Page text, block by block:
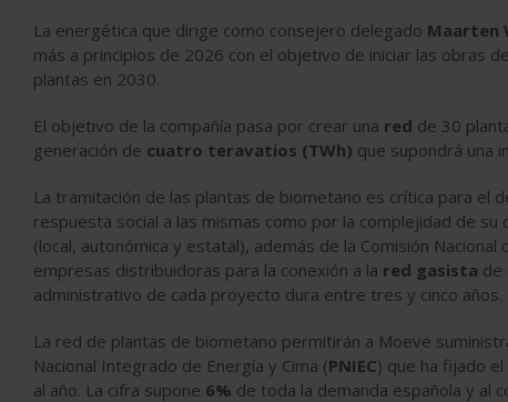
La ener­gé­tica que di­rige como con­se­jero de­le­gado Maarten
más a prin­ci­pios de 2026 con el ob­je­tivo de ini­ciar las obras
plantas en 2030.
El objetivo de la compañía pasa por crear una red de 30
generación de cuatro teravatios (TWh) que supondrá una
La tramitación de las plantas de biometano es crítica para
respuesta social a las mismas como por la complejidad de
(local, autonómica y estatal), además de la Comisión
empresas distribuidoras para la conexión a la red gasista de
administrativo de cada proyecto dura entre tres y cinco años.
La red de plantas de biometano permitirán a Moeve
Nacional Integrado de Energía y Cima (PNIEC) que ha fijado
al año. La cifra supone 6% de toda la demanda española y al